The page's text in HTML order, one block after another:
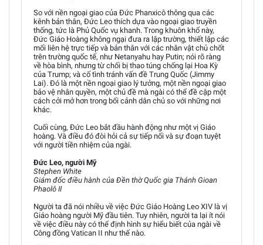
So với nền ngoại giao của Đức Phanxicô thông qua các
kênh bản thân, Đức Leo thích dựa vào ngoại giao truyền
thống, tức là Phủ Quốc vụ khanh. Trong khuôn khổ này,
Đức Giáo Hoàng không ngại đưa ra lập trường, thiết lập các
mối liên hệ trực tiếp và bản thân với các nhân vật chủ chốt
trên trường quốc tế, như Netanyahu hay Putin; nói rõ ràng
về hòa bình, nhưng từ chối bị thao túng chống lại Hoa Kỳ
của Trump; và cố tình tránh vấn đề Trung Quốc (Jimmy
Lai). Đó là một nền ngoại giao lý tưởng, một nền ngoại giao
bảo vệ nhân quyền, một chủ đề mà ngài có thể đề cập một
cách cởi mở hơn trong bối cảnh dân chủ so với những nơi
khác.
Cuối cùng, Đức Leo bắt đầu hành động như một vị Giáo
hoàng. Và điều đó đòi hỏi cả sự tiếp nối và sự đoạn tuyệt
với người tiền nhiệm của ngài.
Đức Leo, người Mỹ
Stephen White
Giám đốc điều hành của Đền thờ Quốc gia Thánh Gioan
Phaolô II
Người ta đã nói nhiều về việc Đức Giáo Hoàng Leo XIV là vị
Giáo hoàng người Mỹ đầu tiên. Tuy nhiên, người ta lại ít nói
về việc điều này có thể định hình sự hiểu biết của ngài về
Công đồng Vatican II như thế nào.